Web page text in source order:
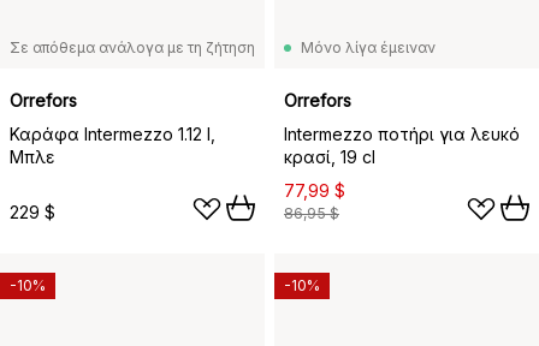
Σε απόθεμα ανάλογα με τη ζήτηση
Orrefors
Καράφα Intermezzo 1.12 l,
Μπλε
229 $
Μόνο λίγα έμειναν
Orrefors
Intermezzo ποτήρι για λευκό
κρασί, 19 cl
77,99 $
86,95 $
-10% -10%